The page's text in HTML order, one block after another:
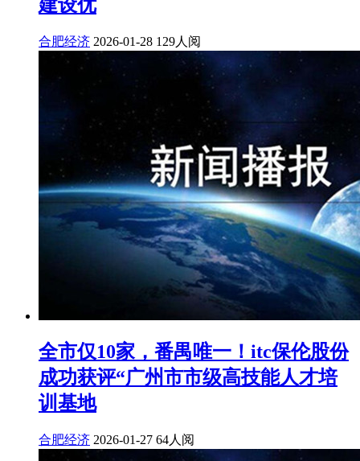
建设优
合肥经济 2026-01-28 129人阅
全市仅10家，番禺唯一！itc保伦股份
成功获评“广州市市级高技能人才培
训基地
合肥经济 2026-01-27 64人阅